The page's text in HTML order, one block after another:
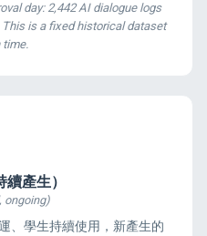
day: 2,442 AI dialogue logs
is a fixed historical dataset
time.
產生）
ongoing)
、學生持續使用，新產生的